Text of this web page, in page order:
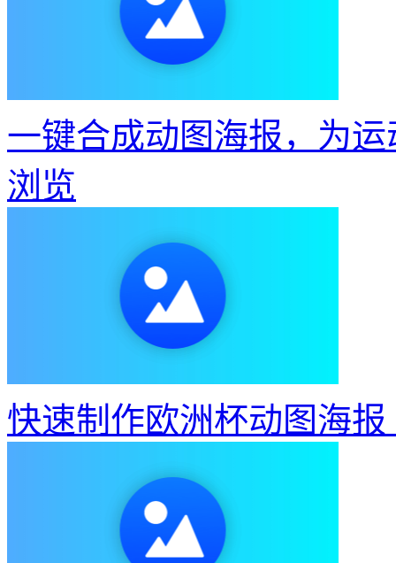
一键合成动图海报，为
浏览
快速制作欧洲杯动图海报